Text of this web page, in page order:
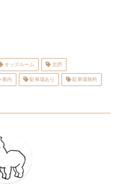
キッズルーム 北摂
屋内 駐車場あり 駐車場無料